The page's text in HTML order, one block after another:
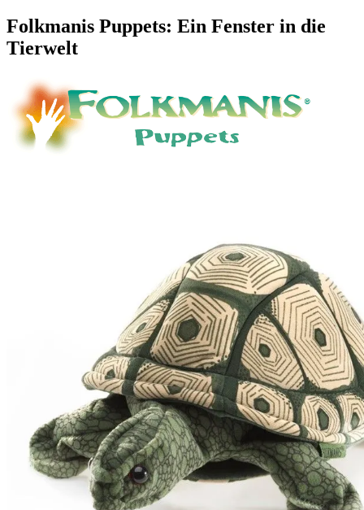
Folkmanis Puppets: Ein Fenster in die
Tierwelt